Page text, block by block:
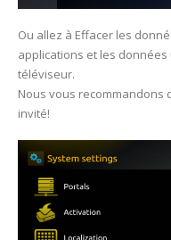
Ou allez à Effacer les
applications et les
téléviseur.
Nous vous recommandons
invité!